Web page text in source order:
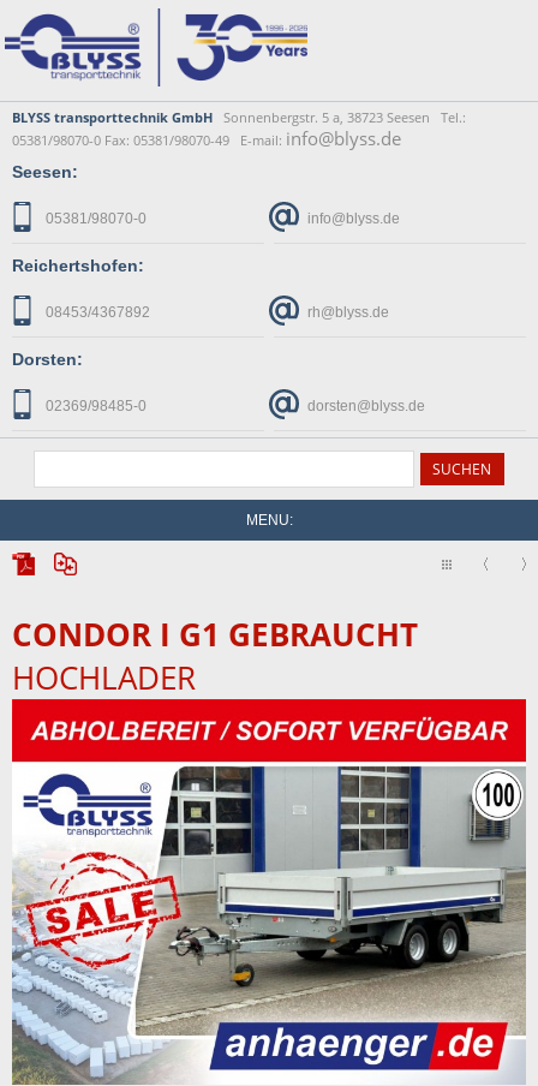
BLYSS transporttechnik GmbH Sonnenbergstr. 5 a, 38723 Seesen Tel.:
05381/98070-0 Fax: 05381/98070-49 E-mail: info@blyss.de
Seesen:
05381/98070-0 info@blyss.de
Reichertshofen:
08453/4367892 rh@blyss.de
Dorsten:
02369/98485-0 dorsten@blyss.de
MENU:
CONDOR I G1 GEBRAUCHT
HOCHLADER